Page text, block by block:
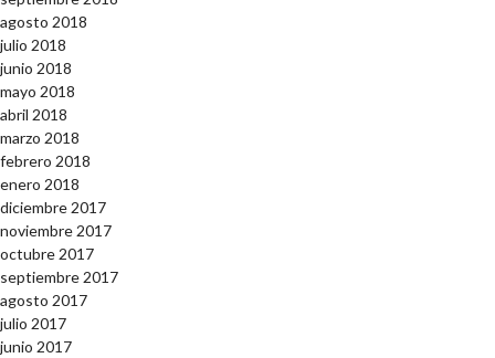
agosto 2018
julio 2018
junio 2018
mayo 2018
abril 2018
marzo 2018
febrero 2018
enero 2018
diciembre 2017
noviembre 2017
octubre 2017
septiembre 2017
agosto 2017
julio 2017
junio 2017